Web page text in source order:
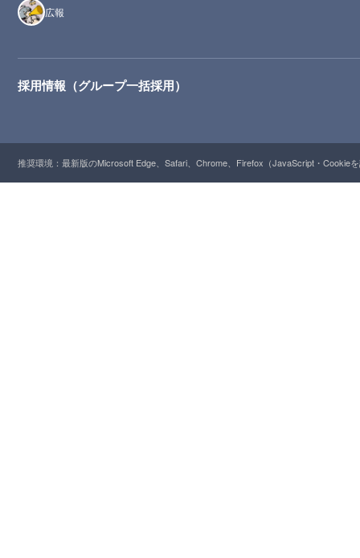
広報
採用情報（グループ一括採用）
推奨環境：最新版のMicrosoft Edge、Safari、Chrome、Firefox（JavaScript・Cookie